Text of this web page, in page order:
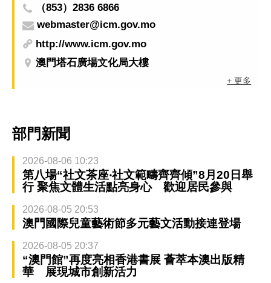
（853）2836 6866
webmaster@icm.gov.mo
http://www.icm.gov.mo
澳門塔石廣場文化局大樓
+ 更多
部門新聞
2026-08-06 10:23
第八場“社文茶座‧社文範疇齊齊傾”8月20日舉
行 聚焦文體生活點亮身心 歡迎居民參與
2026-08-05 20:53
澳門國際兒童藝術節多元藝文活動接連登場
2026-08-05 20:37
“澳門館”再度亮相香港書展 薈萃本澳出版精
華 展現城市創新活力